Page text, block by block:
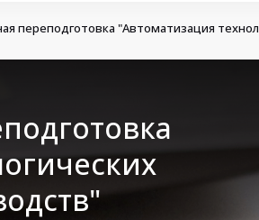
переподготовка "Автоматизация